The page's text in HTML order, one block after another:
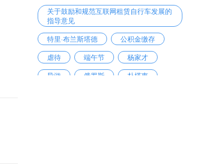
关于鼓励和规范互联网租赁自行车发展的
指导意见
特里·布兰斯塔德
公积金缴存
虐待
端午节
杨家才
导游
俄罗斯 朴槿惠